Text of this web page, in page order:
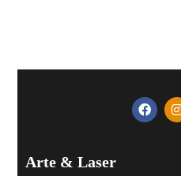
Arte & Laser